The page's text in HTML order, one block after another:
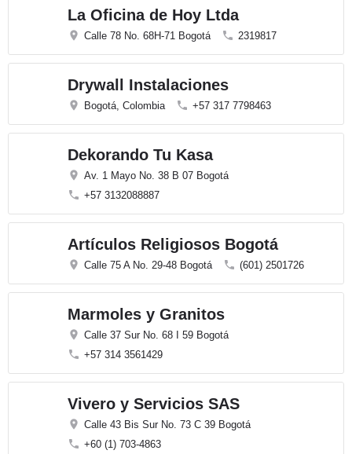
La Oficina de Hoy Ltda
Calle 78 No. 68H-71 Bogotá 2319817
Drywall Instalaciones
Bogotá, Colombia +57 317 7798463
Dekorando Tu Kasa
Av. 1 Mayo No. 38 B 07 Bogotá
+57 3132088887
Artículos Religiosos Bogotá
Calle 75 A No. 29-48 Bogotá (601) 2501726
Marmoles y Granitos
Calle 37 Sur No. 68 I 59 Bogotá
+57 314 3561429
Vivero y Servicios SAS
Calle 43 Bis Sur No. 73 C 39 Bogotá
+60 (1) 703-4863